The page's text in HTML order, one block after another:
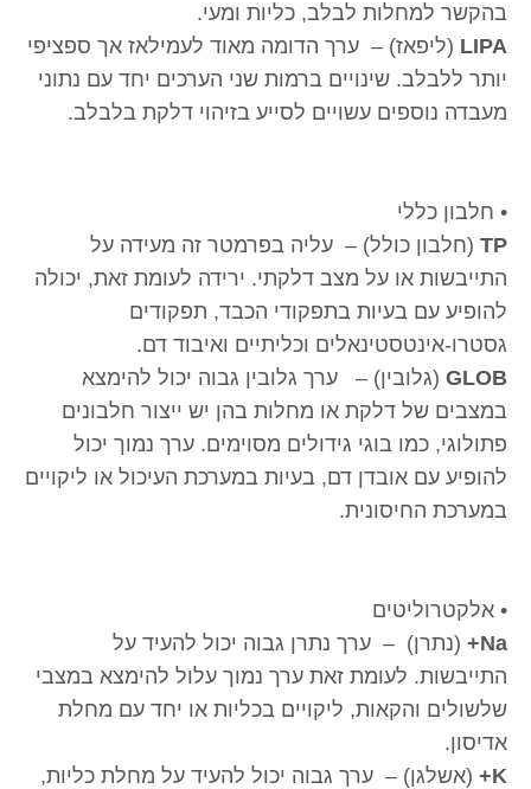
בהקשר למחלות לבלב, כליות ומעי.
LIPA (ליפאז) – ערך הדומה מאוד לעמילאז אך ספציפי
יותר ללבלב. שינויים ברמות שני הערכים יחד עם נתוני
מעבדה נוספים עשויים לסייע בזיהוי דלקת בלבלב.
• חלבון כללי
TP (חלבון כולל) – עליה בפרמטר זה מעידה על
התייבשות או על מצב דלקתי. ירידה לעומת זאת, יכולה
להופיע עם בעיות בתפקודי הכבד, תפקודים
גסטרו-אינטסטינאלים וכליתיים ואיבוד דם.
GLOB (גלובין) – ערך גלובין גבוה יכול להימצא
במצבים של דלקת או מחלות בהן יש ייצור חלבונים
פתולוגי, כמו בוגי גידולים מסוימים. ערך נמוך יכול
להופיע עם אובדן דם, בעיות במערכת העיכול או ליקויים
במערכת החיסונית.
• אלקטרוליטים
Na+
(נתרן) – ערך נתרן גבוה יכול להעיד על
התייבשות. לעומת זאת ערך נמוך עלול להימצא במצבי
שלשולים והקאות, ליקויים בכליות או יחד עם מחלת
אדיסון.
K+
(אשלגן) – ערך גבוה יכול להעיד על מחלת כליות,